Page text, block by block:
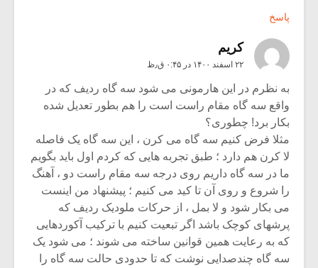
پاسخ
کریم
۲۲ اسفند ۱۴۰۰ در ۰:۴۵ ق٫ظ
به نظرم در این هارمونی می شود سه گاه ردیف که در
واقع سه گاه مقام راست است را هم بطور تعدیل شده
بکار برد! چطوری؟
مثلا فرض کنیم سه گاه می کرن ، این سه گاه یک فاصله
لا کرن هم دارد ؛ طبق تجربه هایی که کردم اول باید بگویم
ما در سه گاه داریم روی درجه سه مقام راست دو ، آهنگ
را شروع و روی آن تا کید می کنیم ؛ پیشنهاد من اینست
می بکار شود و لا بمل ، از حرکات ملودیک ردیف که
پرشهای کوچک باشد اگر تبعیت کنیم با ترکیب آکوردهایی
که به رعایت همین قوانین ساخته می شوند ؛ می شود یک
سه گاه چندصدایی نوشت که تا حدودی حالت سه گاه را